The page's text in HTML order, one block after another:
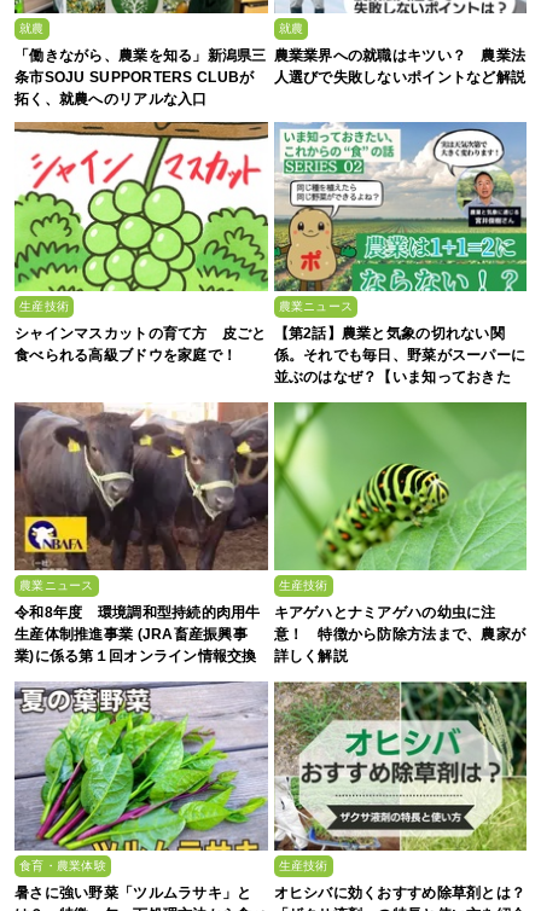
就農
「働きながら、農業を知る」新潟県三
条市SOJU SUPPORTERS CLUBが
拓く、就農へのリアルな入口
就農
農業業界への就職はキツい？ 農業法
人選びで失敗しないポイントなど解説
生産技術
シャインマスカットの育て方 皮ごと
食べられる高級ブドウを家庭で！
農業ニュース
【第2話】農業と気象の切れない関
係。それでも毎日、野菜がスーパーに
並ぶのはなぜ？【いま知っておきた
農業ニュース
令和8年度 環境調和型持続的肉用牛
生産体制推進事業 (JRA畜産振興事
業)に係る第１回オンライン情報交換
会
生産技術
キアゲハとナミアゲハの幼虫に注
意！ 特徴から防除方法まで、農家が
詳しく解説
食育・農業体験
暑さに強い野菜「ツルムラサキ」と
生産技術
オヒシバに効くおすすめ除草剤とは？